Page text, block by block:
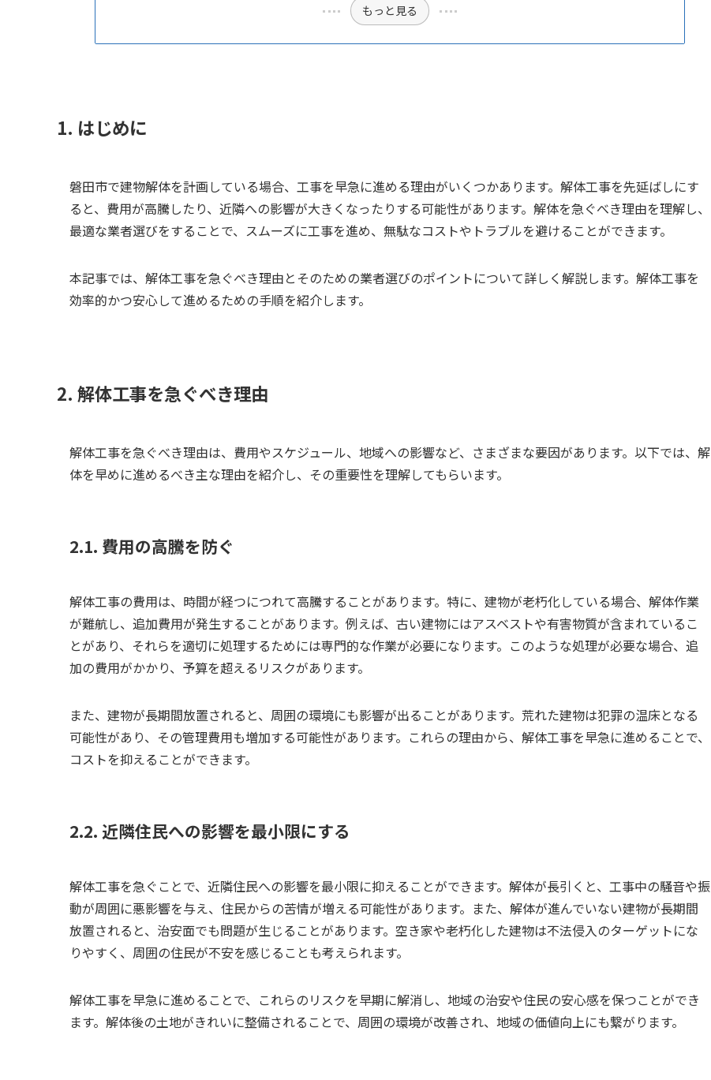
もっと見る
1. はじめに
磐田市で建物解体を計画している場合、工事を早急に進める理由がいくつかあります。解体工事を先延ばしにす
ると、費用が高騰したり、近隣への影響が大きくなったりする可能性があります。解体を急ぐべき理由を理解し、
最適な業者選びをすることで、スムーズに工事を進め、無駄なコストやトラブルを避けることができます。
本記事では、解体工事を急ぐべき理由とそのための業者選びのポイントについて詳しく解説します。解体工事を
効率的かつ安心して進めるための手順を紹介します。
2. 解体工事を急ぐべき理由
解体工事を急ぐべき理由は、費用やスケジュール、地域への影響など、さまざまな要因があります。以下では、解
体を早めに進めるべき主な理由を紹介し、その重要性を理解してもらいます。
2.1. 費用の高騰を防ぐ
解体工事の費用は、時間が経つにつれて高騰することがあります。特に、建物が老朽化している場合、解体作業
が難航し、追加費用が発生することがあります。例えば、古い建物にはアスベストや有害物質が含まれているこ
とがあり、それらを適切に処理するためには専門的な作業が必要になります。このような処理が必要な場合、追
加の費用がかかり、予算を超えるリスクがあります。
また、建物が長期間放置されると、周囲の環境にも影響が出ることがあります。荒れた建物は犯罪の温床となる
可能性があり、その管理費用も増加する可能性があります。これらの理由から、解体工事を早急に進めることで、
コストを抑えることができます。
2.2. 近隣住民への影響を最小限にする
解体工事を急ぐことで、近隣住民への影響を最小限に抑えることができます。解体が長引くと、工事中の騒音や振
動が周囲に悪影響を与え、住民からの苦情が増える可能性があります。また、解体が進んでいない建物が長期間
放置されると、治安面でも問題が生じることがあります。空き家や老朽化した建物は不法侵入のターゲットにな
りやすく、周囲の住民が不安を感じることも考えられます。
解体工事を早急に進めることで、これらのリスクを早期に解消し、地域の治安や住民の安心感を保つことができ
ます。解体後の土地がきれいに整備されることで、周囲の環境が改善され、地域の価値向上にも繋がります。